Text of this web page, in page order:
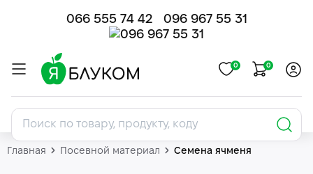
066 555 74 42 096 967 55 31
0 0
Главная Посевной материал Семена ячменя